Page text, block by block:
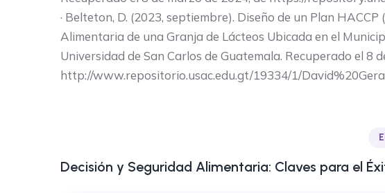
· Belteton, D. (2023, septiembre). Diseño de un Plan
Alimentaria de una Granja de Lácteos Ubicada en el
Universidad de San Carlos de Guatemala. Recuperado el 8
http://www.repositorio.usac.edu.gt/19334/1/
Decisión y Seguridad Alimentaria: Claves para el